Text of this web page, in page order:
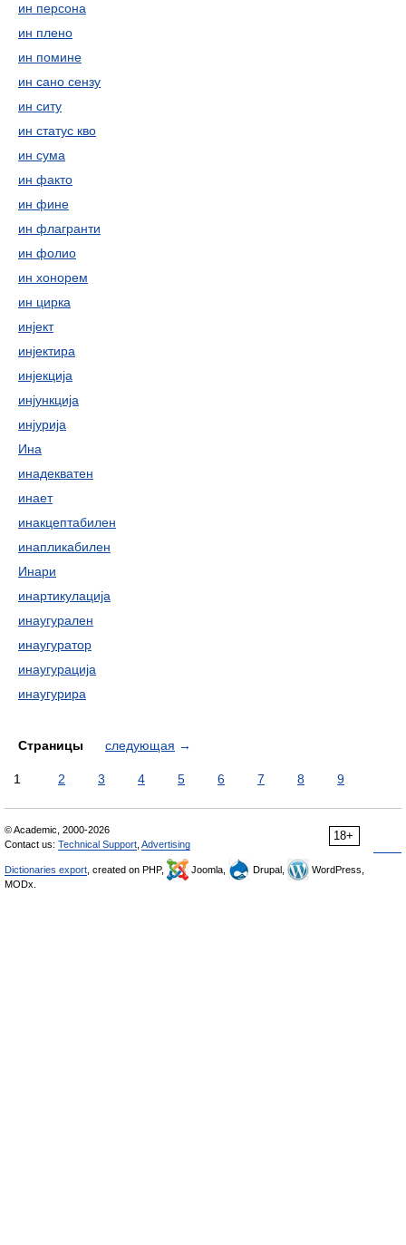
ин персона
ин плено
ин помине
ин сано сензу
ин ситу
ин статус кво
ин сума
ин факто
ин фине
ин флагранти
ин фолио
ин хонорем
ин цирка
инјект
инјектира
инјекција
инјункција
инјурија
Ина
инадекватен
инает
инакцептабилен
инапликабилен
Инари
инартикулација
инаугурален
инаугуратор
инаугурација
инаугурира
Страницы следующая →
1 2 3 4 5 6 7 8 9
18+
© Academic, 2000-2026
Contact us: Technical Support Advertising
Dictionaries export , created on PHP, Joomla, Drupal,
WordPress,
MODx.